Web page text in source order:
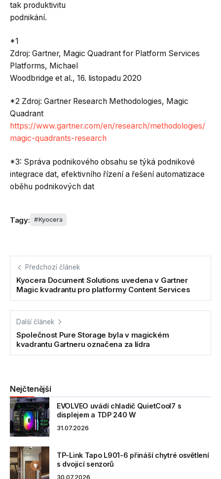
tak produktivitu
podnikání.
*1
Zdroj: Gartner, Magic Quadrant for Platform Services
Platforms, Michael
Woodbridge et al., 16. listopadu 2020
*2 Zdroj: Gartner Research Methodologies, Magic
Quadrant
https://www.gartner.com/en/research/methodologies/
magic-quadrants-research
*3: Správa podnikového obsahu se týká podnikové
integrace dat, efektivního řízení a řešení automatizace
oběhu podnikových dat
Tagy: Kyocera
Předchozí článek
Kyocera Document Solutions uvedena v Gartner
Magic kvadrantu pro platformy Content Services
Další článek
Společnost Pure Storage byla v magickém
kvadrantu Gartneru označena za lídra
Nejčtenější
EVOLVEO uvádí chladič QuietCool7 s
displejem a TDP 240 W
31.07.2026
TP-Link Tapo L901-6 přináší chytré osvětlení
s dvojicí senzorů
30.07.2026